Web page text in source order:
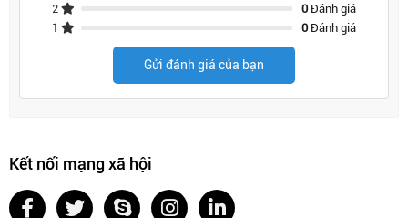
2
0Đánh giá
1
0Đánh giá
Gửi đánh giá của bạn
Kết nối mạng xã hội